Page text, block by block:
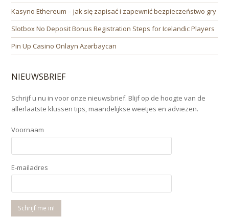
Kasyno Ethereum – jak się zapisać i zapewnić bezpieczeństwo gry
Slotbox No Deposit Bonus Registration Steps for Icelandic Players
Pin Up Casino Onlayn Azərbaycan
NIEUWSBRIEF
Schrijf u nu in voor onze nieuwsbrief. Blijf op de hoogte van de
allerlaatste klussen tips, maandelijkse weetjes en adviezen.
Voornaam
E-mailadres